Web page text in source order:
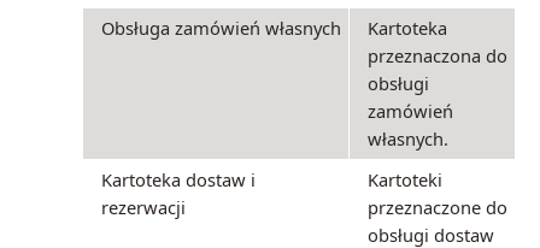
Obsługa zamówień własnych
Kartoteka
przeznaczona do
obsługi
zamówień
własnych.
Kartoteka dostaw i
rezerwacji
Kartoteki
przeznaczone do
obsługi dostaw